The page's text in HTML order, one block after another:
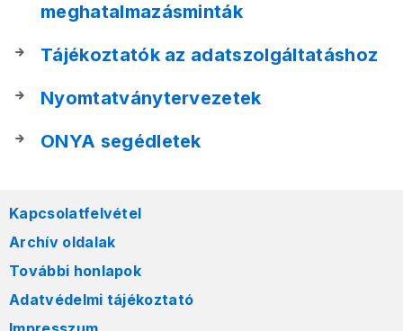
meghatalmazásminták
Tájékoztatók az adatszolgáltatáshoz
Nyomtatványtervezetek
ONYA segédletek
Kapcsolatfelvétel
Archív oldalak
További honlapok
Adatvédelmi tájékoztató